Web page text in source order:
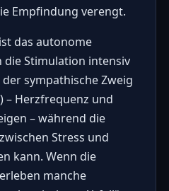
Empfindung verengt.
das autonome
die Stimulation intensiv
sympathische Zweig
– Herzfrequenz und
– während die
Stress und
kann. Wenn die
manche